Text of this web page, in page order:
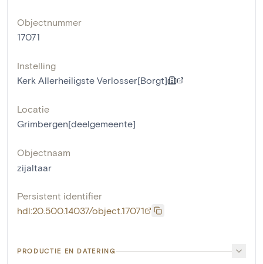
Objectnummer
17071
Instelling
Kerk Allerheiligste Verlosser[Borgt]
Locatie
Grimbergen[deelgemeente]
Objectnaam
zijaltaar
Persistent identifier
hdl:20.500.14037/object.17071
PRODUCTIE EN DATERING